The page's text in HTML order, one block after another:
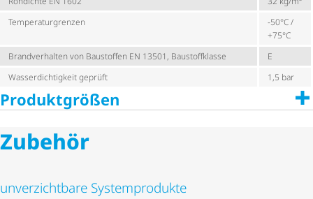
Tempe­ra­tur­grenzen
-50°C /
+75°C
Brandverhalten von Baustoffen EN 13501, Baustoffklasse
E
Wasser­dich­tig­keit geprüft
1,5 bar
Produktgrößen
Zubehör
unverzichtbare Systemprodukte